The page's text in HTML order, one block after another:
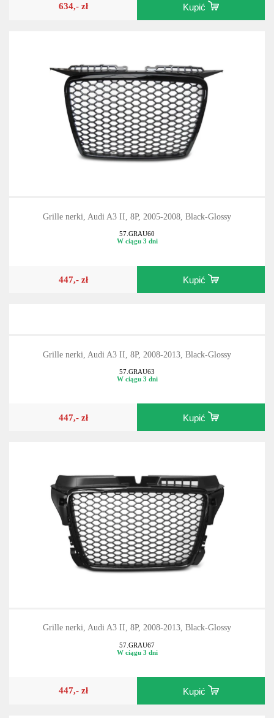
634,- zł Kupić
Grille nerki, Audi A3 II, 8P, 2005-2008, Black-Glossy
57.GRAU60
W ciągu 3 dni
447,- zł Kupić
Grille nerki, Audi A3 II, 8P, 2008-2013, Black-Glossy
57.GRAU63
W ciągu 3 dni
447,- zł Kupić
Grille nerki, Audi A3 II, 8P, 2008-2013, Black-Glossy
57.GRAU67
W ciągu 3 dni
447,- zł Kupić